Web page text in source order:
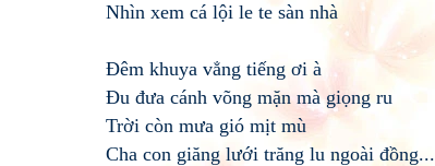
Nhìn xem cá lội le te sàn nhà
Đêm khuya vẳng tiếng ơi à
Đu đưa cánh võng mặn mà giọng ru
Trời còn mưa gió mịt mù
Cha con giăng lưới trăng lu ngoài đồng...